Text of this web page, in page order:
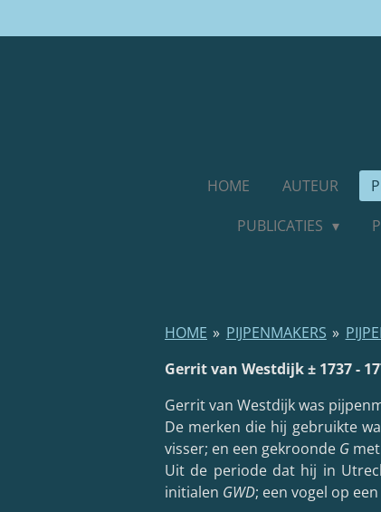
direct
HOME AUTEUR
PUBLICATIES
HOME » PIJPENMAKERS »
Gerrit van Westdijk± 1737 -
Gerrit van Westdijk was
De merken die hij gebruikte
visser; en een gekroonde G
Uit de periode dat hij in
initialen GWD; een vogel op